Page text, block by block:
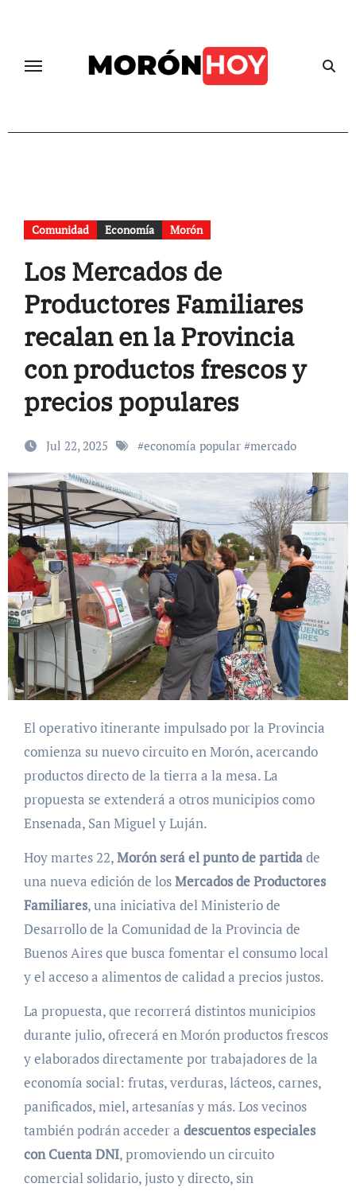
Comunidad Economía Morón
Los Mercados de
Productores Familiares
recalan en la Provincia
con productos frescos y
precios populares
Jul 22, 2025 #economía popular#mercado
El operativo itinerante impulsado por la Provincia
comienza su nuevo circuito en Morón, acercando
productos directo de la tierra a la mesa. La
propuesta se extenderá a otros municipios como
Ensenada, San Miguel y Luján.
Hoy martes 22,Morón será el punto de partidade
una nueva edición de losMercados de Productores
Familiares, una iniciativa del Ministerio de
Desarrollo de la Comunidad de la Provincia de
Buenos Aires que busca fomentar el consumo local
y el acceso a alimentos de calidad a precios justos.
La propuesta, que recorrerá distintos municipios
durante julio, ofrecerá en Morón productos frescos
y elaborados directamente por trabajadores de la
economía social: frutas, verduras, lácteos, carnes,
panificados, miel, artesanías y más. Los vecinos
también podrán acceder a descuentos especiales
con Cuenta DNI, promoviendo un circuito
comercial solidario, justo y directo, sin